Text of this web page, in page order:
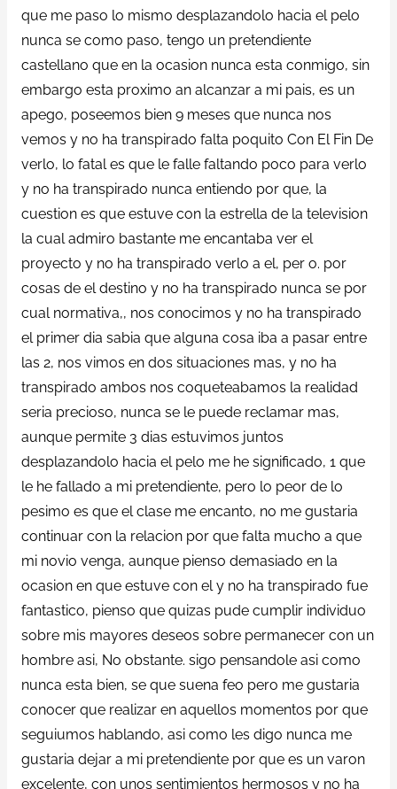
que me paso lo mismo desplazandolo hacia el pelo
nunca se como paso, tengo un pretendiente
castellano que en la ocasion nunca esta conmigo, sin
embargo esta proximo an alcanzar a mi pais, es un
apego, poseemos bien 9 meses que nunca nos
vemos y no ha transpirado falta poquito Con El Fin De
verlo, lo fatal es que le falle faltando poco para verlo
y no ha transpirado nunca entiendo por que, la
cuestion es que estuve con la estrella de la television
la cual admiro bastante me encantaba ver el
proyecto y no ha transpirado verlo a el, per o. por
cosas de el destino y no ha transpirado nunca se por
cual normativa,, nos conocimos y no ha transpirado
el primer dia sabia que alguna cosa iba a pasar entre
las 2, nos vimos en dos situaciones mas, y no ha
transpirado ambos nos coqueteabamos la realidad
seri­a precioso, nunca se le puede reclamar mas,
aunque permite 3 dias estuvimos juntos
desplazandolo hacia el pelo me he significado, 1 que
le he fallado a mi pretendiente, pero lo peor de lo
pesimo es que el clase me encanto, no me gustaria
continuar con la relacion por que falta mucho a que
mi novio venga, aunque pienso demasiado en la
ocasion en que estuve con el y no ha transpirado fue
fantastico, pienso que quizas pude cumplir individuo
sobre mis mayores deseos sobre permanecer con un
hombre asi, No obstante. sigo pensandole asi­ como
nunca esta bien, se que suena feo pero me gustaria
conocer que realizar en aquellos momentos por que
seguiumos hablando, asi­ como les digo nunca me
gustaria dejar a mi pretendiente por que es un varon
excelente, con unos sentimientos hermosos y no ha